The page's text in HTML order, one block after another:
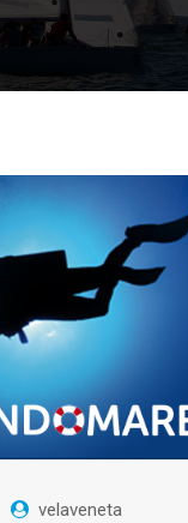
velaveneta